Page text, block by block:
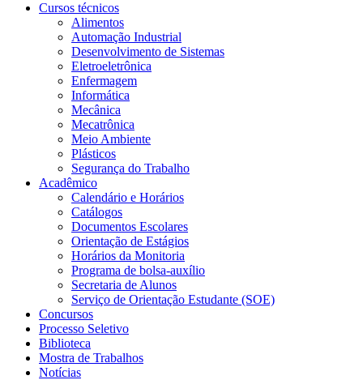
Cursos técnicos
Alimentos
Automação Industrial
Desenvolvimento de Sistemas
Eletroeletrônica
Enfermagem
Informática
Mecânica
Mecatrônica
Meio Ambiente
Plásticos
Segurança do Trabalho
Acadêmico
Calendário e Horários
Catálogos
Documentos Escolares
Orientação de Estágios
Horários da Monitoria
Programa de bolsa-auxílio
Secretaria de Alunos
Serviço de Orientação Estudante (SOE)
Concursos
Processo Seletivo
Biblioteca
Mostra de Trabalhos
Notícias